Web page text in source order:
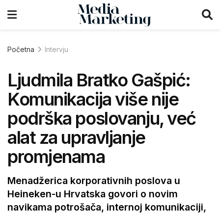
Početna Intervju
Ljudmila Bratko Gašpić:
Komunikacija više nije
podrška poslovanju, već
alat za upravljanje
promjenama
Menadžerica korporativnih poslova u
Heineken-u Hrvatska govori o novim
navikama potrošača, internoj komunikaciji,